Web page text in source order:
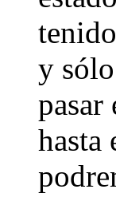
y
pasar
hasta